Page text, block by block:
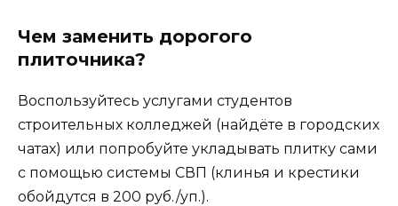
Чем заменить дорогого
плиточника?
Воспользуйтесь услугами студентов
строительных колледжей (найдёте в городских
чатах) или попробуйте укладывать плитку сами
с помощью системы СВП (клинья и крестики
обойдутся в 200 руб./уп.).